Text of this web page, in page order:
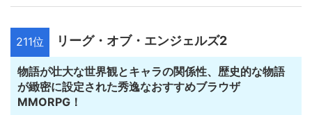
211位 リーグ・オブ・エンジェルズ2
物語が壮大な世界観とキャラの関係性、歴史的な物語
が緻密に設定された秀逸なおすすめブラウザ
MMORPG！